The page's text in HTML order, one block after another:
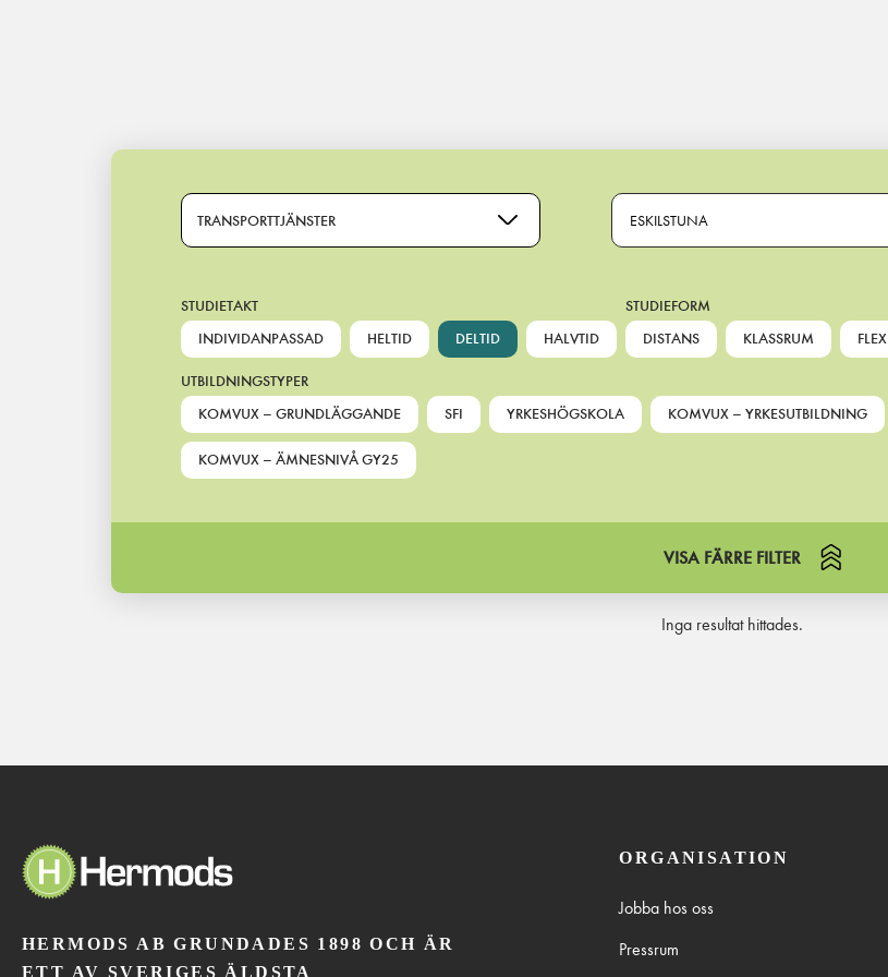
Main Navigation
TRANSPORTTJÄNSTER ESKILSTUNA
STUDIETAKT
INDIVIDANPASSAD
HELTID DELTID HALVTID
STUDIEFORM
DISTANS
KLASSRUM FLEX
UTBILDNINGSTYPER
KOMVUX – GRUNDLÄGGANDE
SFI YRKESHÖGSKOLA KOMVUX – YRKESUTBILDNING
KOMVUX – ÄMNESNIVÅ GY25
VISA FÄRRE FILTER
Inga resultat hittades.
HERMODS AB GRUNDADES 1898 OCH ÄR
ETT AV SVERIGES ÄLDSTA
ORGANISATION
Jobba hos oss
Pressrum